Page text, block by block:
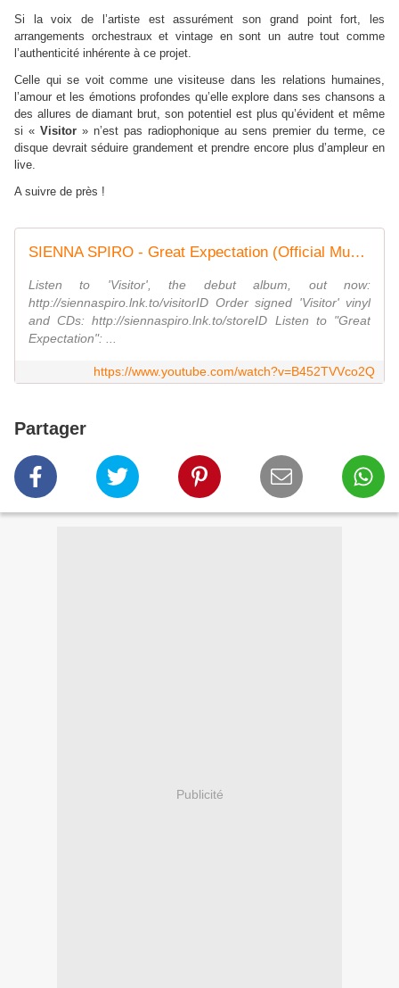
Si la voix de l’artiste est assurément son grand point fort, les
arrangements orchestraux et vintage en sont un autre tout comme
l’authenticité inhérente à ce projet.
Celle qui se voit comme une visiteuse dans les relations humaines,
l’amour et les émotions profondes qu’elle explore dans ses chansons a
des allures de diamant brut, son potentiel est plus qu’évident et même
si « Visitor » n’est pas radiophonique au sens premier du terme, ce
disque devrait séduire grandement et prendre encore plus d’ampleur en
live.
A suivre de près !
SIENNA SPIRO - Great Expectation (Official Music Video)
Listen to 'Visitor', the debut album, out now:
http://siennaspiro.lnk.to/visitorID Order signed 'Visitor' vinyl
and CDs: http://siennaspiro.lnk.to/storeID Listen to "Great
Expectation": ...
https://www.youtube.com/watch?v=B452TVVco2Q
Partager
Publicité